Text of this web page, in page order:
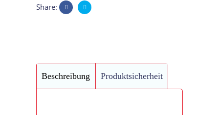
mit
Share:
Beschreibung Produktsicherheit